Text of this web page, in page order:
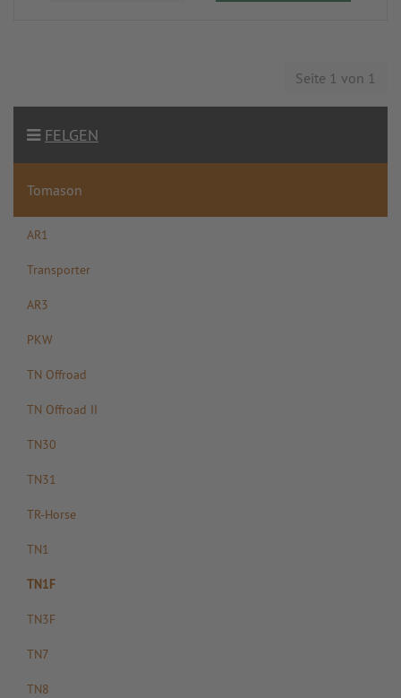
Seite 1 von 1
FELGEN
Tomason
AR1
Transporter
AR3
PKW
TN Offroad
TN Offroad II
TN30
TN31
TR-Horse
TN1
TN1F
TN3F
TN7
TN8